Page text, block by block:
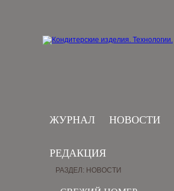
ЖУРНАЛ НОВОСТИ
РЕДАКЦИЯ
РАЗДЕЛ: НОВОСТИ